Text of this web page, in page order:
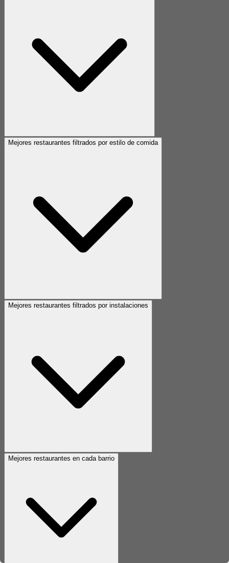
Mejores restaurantes filtrados por estilo de comida
Mejores restaurantes filtrados por instalaciones
Mejores restaurantes en cada barrio